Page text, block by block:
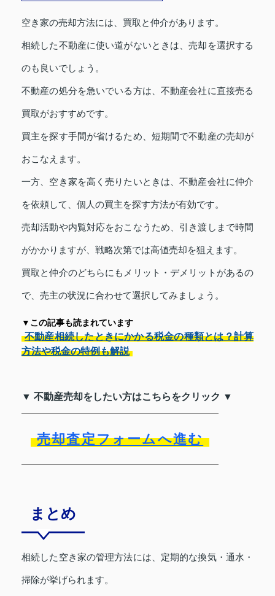
空き家の売却方法には、買取と仲介があります。
相続した不動産に使い道がないときは、売却を選択する
のも良いでしょう。
不動産の処分を急いでいる方は、不動産会社に直接売る
買取がおすすめです。
買主を探す手間が省けるため、短期間で不動産の売却が
おこなえます。
一方、空き家を高く売りたいときは、不動産会社に仲介
を依頼して、個人の買主を探す方法が有効です。
売却活動や内覧対応をおこなうため、引き渡しまで時間
がかかりますが、戦略次第では高値売却を狙えます。
買取と仲介のどちらにもメリット・デメリットがあるの
で、売主の状況に合わせて選択してみましょう。
▼この記事も読まれています
不動産相続したときにかかる税金の種類とは？計算
方法や税金の特例も解説
▼ 不動産売却をしたい方はこちらをクリック ▼
売却査定フォームへ進む
まとめ
相続した空き家の管理方法には、定期的な換気・通水・
掃除が挙げられます。